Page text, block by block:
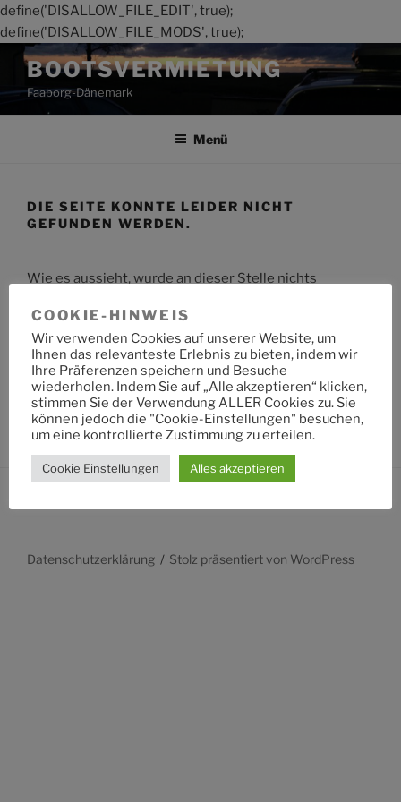
define('DISALLOW_FILE_EDIT', true);
define('DISALLOW_FILE_MODS', true);
Zum
Inhalt
springen
BOOTSVERMIETUNG
Faaborg-Dänemark
Menü
DIE SEITE KONNTE LEIDER NICHT
GEFUNDEN WERDEN.
Wie es aussieht, wurde an dieser Stelle nichts
Suche
nach:
Datenschutzerklärung Stolz präsentiert von WordPress
COOKIE-HINWEIS
Wir verwenden Cookies auf unserer Website, um
Ihnen das relevanteste Erlebnis zu bieten, indem wir
Ihre Präferenzen speichern und Besuche
wiederholen. Indem Sie auf „Alle akzeptieren“ klicken,
stimmen Sie der Verwendung ALLER Cookies zu. Sie
können jedoch die "Cookie-Einstellungen" besuchen,
um eine kontrollierte Zustimmung zu erteilen.
Cookie Einstellungen Alles akzeptieren